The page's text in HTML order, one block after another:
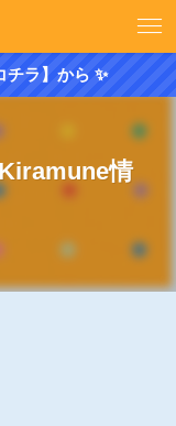
ラ】から ✨
Kiramune情